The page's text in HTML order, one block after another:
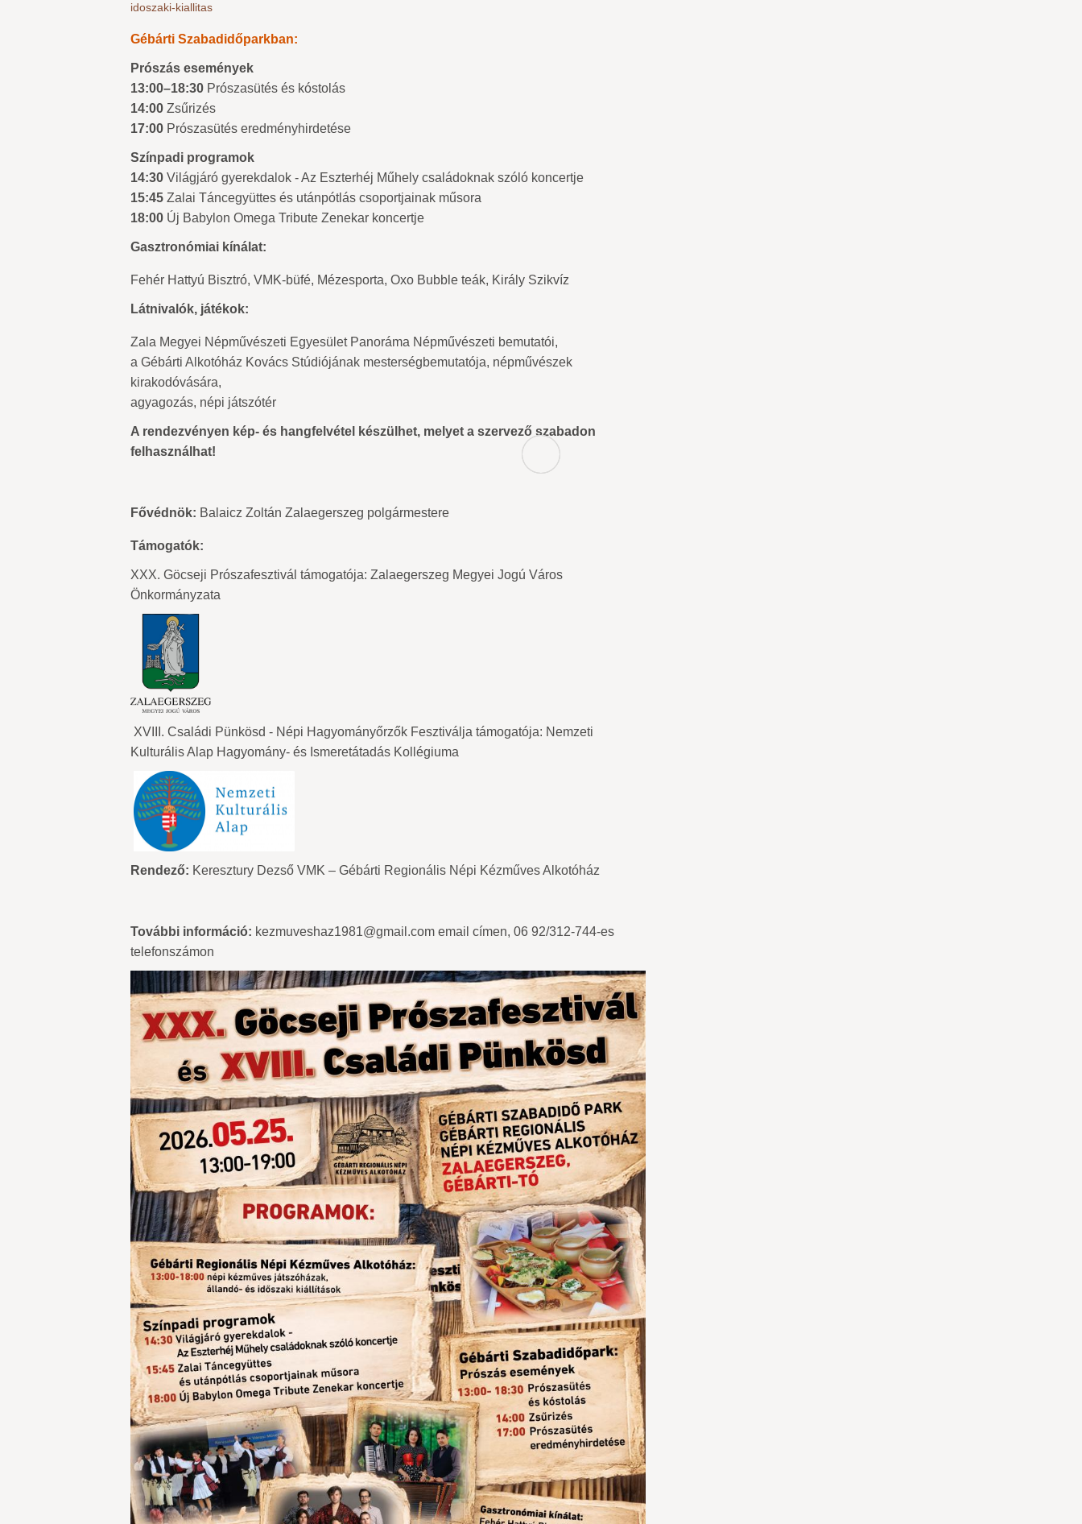
idoszaki-kiallitas
Gébárti Szabadidőparkban:
Prószás események
13:00–18:30 Prószasütés és kóstolás
14:00 Zsűrizés
17:00 Prószasütés eredményhirdetése
Színpadi programok
14:30 Világjáró gyerekdalok - Az Eszterhéj Műhely családoknak szóló koncertje
15:45 Zalai Táncegyüttes és utánpótlás csoportjainak műsora
18:00 Új Babylon Omega Tribute Zenekar koncertje
Gasztronómiai kínálat:
Fehér Hattyú Bisztró, VMK-büfé, Mézesporta, Oxo Bubble teák, Király Szikvíz
Látnivalók, játékok:
Zala Megyei Népművészeti Egyesület Panoráma Népművészeti bemutatói,
a Gébárti Alkotóház Kovács Stúdiójának mesterségbemutatója, népművészek
kirakodóvására,
agyagozás, népi játszótér
A rendezvényen kép- és hangfelvétel készülhet, melyet a szervező szabadon
felhasználhat!
Fővédnök: Balaicz Zoltán Zalaegerszeg polgármestere
Támogatók:
XXX. Göcseji Prószafesztivál támogatója: Zalaegerszeg Megyei Jogú Város
Önkormányzata
XVIII. Családi Pünkösd - Népi Hagyományőrzők Fesztiválja támogatója: Nemzeti
Kulturális Alap Hagyomány- és Ismeretátadás Kollégiuma
Rendező: Keresztury Dezső VMK – Gébárti Regionális Népi Kézműves Alkotóház
További információ: kezmuveshaz1981@gmail.com email címen, 06 92/312-744-es
telefonszámon